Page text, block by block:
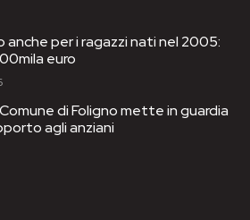
per i ragazzi nati nel 2005:
euro
di Foligno mette in guardia
agli anziani